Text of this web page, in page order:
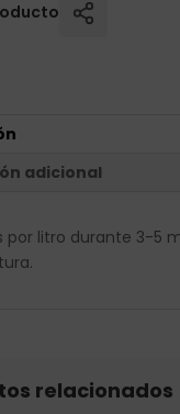
adicional
por litro durante 3-5
relacionados